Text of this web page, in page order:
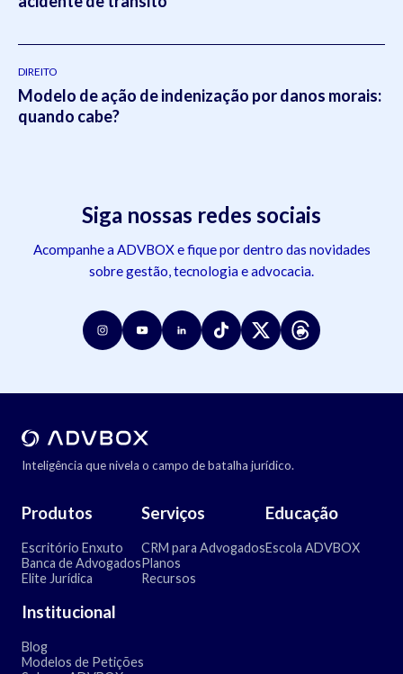
DIREITO
Modelo de ação de indenização por danos morais:
quando cabe?
Siga nossas redes sociais
Acompanhe a ADVBOX e fique por dentro das novidades
sobre gestão, tecnologia e advocacia.
Inteligência que nivela o campo de batalha jurídico.
Produtos
Escritório Enxuto
Banca de Advogados
Elite Jurídica
Serviços
CRM para Advogados
Planos
Recursos
Educação
Escola ADVBOX
Institucional
Blog
Modelos de Petições